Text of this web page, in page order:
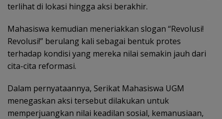
terlihat di lokasi hingga aksi berakhir.
Mahasiswa kemudian meneriakkan slogan “Revolusi!
Revolusi!” berulang kali sebagai bentuk protes
terhadap kondisi yang mereka nilai semakin jauh dari
cita-cita reformasi.
Dalam pernyataannya, Serikat Mahasiswa UGM
menegaskan aksi tersebut dilakukan untuk
memperjuangkan nilai keadilan sosial, kemanusiaan,